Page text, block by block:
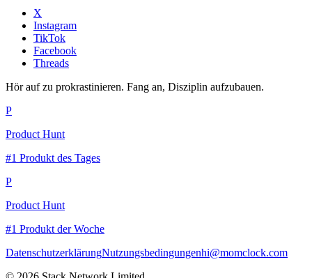
X
Instagram
TikTok
Facebook
Threads
Hör auf zu prokrastinieren. Fang an, Disziplin aufzubauen.
P
Product Hunt
#1 Produkt des Tages
P
Product Hunt
#1 Produkt der Woche
DatenschutzerklärungNutzungsbedingungenhi@momclock.com